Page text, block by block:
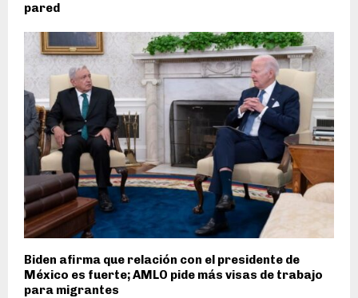
pared
Biden afirma que relación con el presidente de
México es fuerte; AMLO pide más visas de trabajo
para migrantes